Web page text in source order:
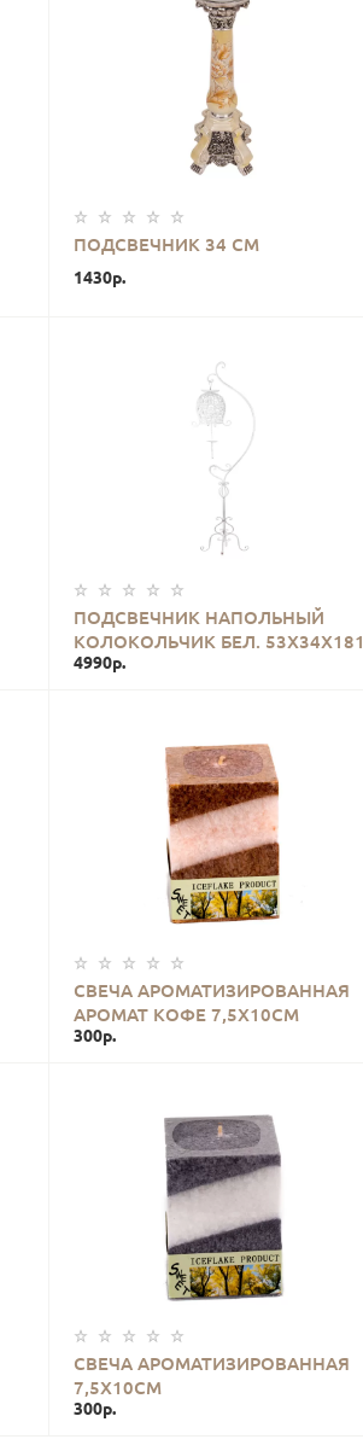
ПОДСВЕЧНИК 34 СМ
1430р.
ПОДСВЕЧНИК НАПОЛЬНЫЙ
КОЛОКОЛЬЧИК БЕЛ. 53Х34Х181
СМ
4990р.
СВЕЧА АРОМАТИЗИРОВАННАЯ
АРОМАТ КОФЕ 7,5Х10СМ
300р.
СВЕЧА АРОМАТИЗИРОВАННАЯ
7,5Х10СМ
300р.